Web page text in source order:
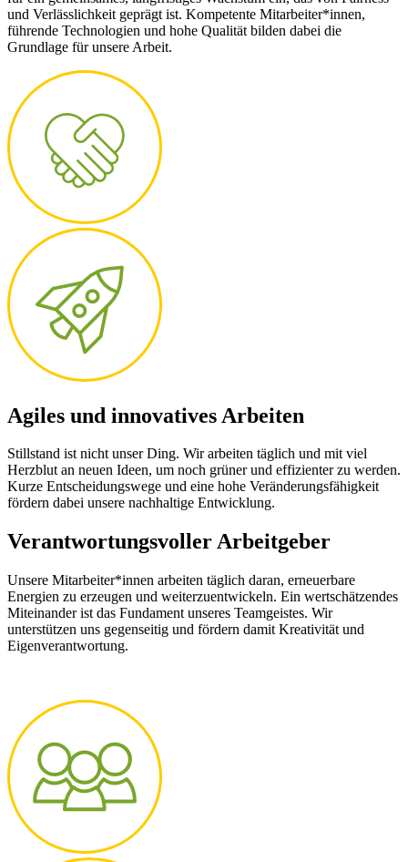
und Verlässlichkeit geprägt ist. Kompetente Mitarbeiter*innen,
führende Technologien und hohe Qualität bilden dabei die
Grundlage für unsere Arbeit.
Agiles und innovatives Arbeiten
Stillstand ist nicht unser Ding. Wir arbeiten täglich und mit viel
Herzblut an neuen Ideen, um noch grüner und effizienter zu werden.
Kurze Entscheidungswege und eine hohe Veränderungsfähigkeit
fördern dabei unsere nachhaltige Entwicklung.
Verantwortungsvoller Arbeitgeber
Unsere Mitarbeiter*innen arbeiten täglich daran, erneuerbare
Energien zu erzeugen und weiterzuentwickeln. Ein wertschätzendes
Miteinander ist das Fundament unseres Teamgeistes. Wir
unterstützen uns gegenseitig und fördern damit Kreativität und
Eigenverantwortung.